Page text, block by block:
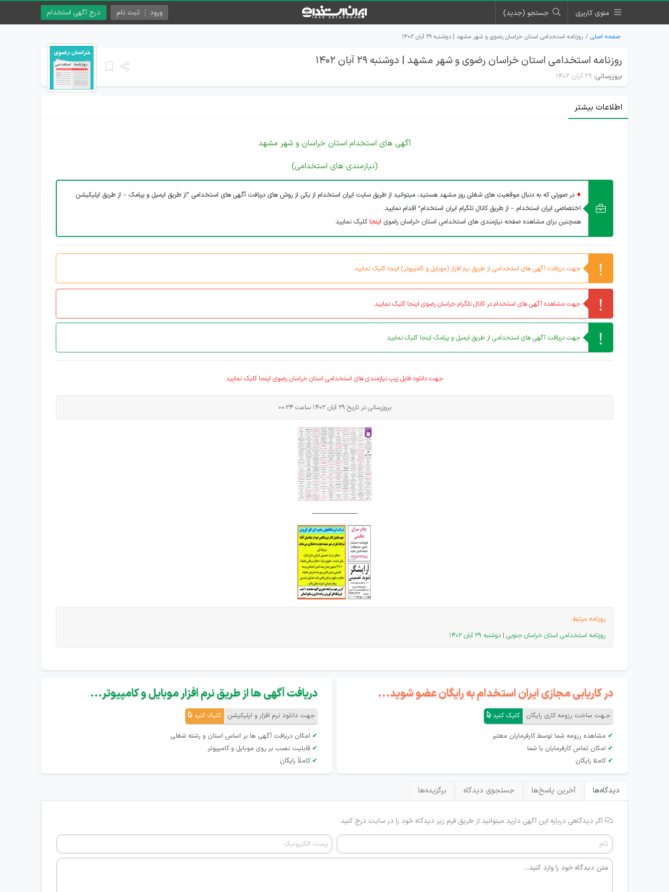
منوی کاربری جستجو (جدید) درج آگهی استخدام ورود ثبت نام
صفحه اصلی روزنامه استخدامی استان خراسان رضوی و شهر مشهد | دوشنبه ۲۹ آبان ۱۴۰۲
روزنامه استخدامی استان خراسان رضوی و شهر مشهد | دوشنبه 29 آبان 1402
بروزرسانی: ۲۹ آبان ۱۴۰۲
اطلاعات بیشتر
آگهی های استخدام استان خراسان و شهر مشهد
(نیازمندی های استخدامی)
♦ در صورتی که به دنبال موقعیت های شغلی روز مشهد هستید، میتوانید از طریق سایت ایران استخدام از یکی از روش های دریافت آگهی های استخدامی “از طریق ایمیل و پیامک – از طریق اپلیکیشن
اختصاصی ایران استخدام – از طریق کانال تلگرام ایران استخدام” اقدام نمایید.
همچنین برای مشاهده صفحه نیازمندی های استخدامی استان خراسان رضوی اینجاکلیک نمایید
جهت دریافت آگهی های استخدامی از طریق نرم افزار (موبایل و کامپیوتر) اینجا کلیک نمایید
جهت مشاهده آگهی های استخدام در کانال تلگرام خراسان رضوی اینجا کلیک نمایید
جهت دریافت آگهی های استخدامی از طریق ایمیل و پیامک اینجا کلیک نمایید
جهت دانلود فایل زیپ نیازمندی های استخدامی استان خراسان رضوی اینجا کلیک نمایید
بروزرسانی در تاریخ 29 آبان 1402 ساعت 00:24
_____________
روزنامه مرتبط:
روزنامه استخدامی استان خراسان جنوبی | دوشنبه 29 آبان 1402
در کاریابی مجازی ایران استخدام به رایگان عضو شوید...
جـهت ساخت رزومه کاری رایگان کلیک کنید
✔ مشاهده رزومه شما توسط کارفرمایان معتبر
✔ امکان تماس کارفرمایان با شما
✔ کاملا رایگان
دریافت آگهی ها از طریق نرم افزار موبایل و کامپیوتر...
جهت دانلود نرم افزار و اپلیکیشن کلیک کنید
✔ امکان دریافت آگهی ها بر اساس استان و رشته شغلی
✔ قابلیت نصب بر روی موبایل و کامپیوتر
✔ کاملاً رایگان
دیدگاه‌ها آخرین پاسخ‌ها جستجوی دیدگاه برگزیده‌ها
اگر دیدگاهی درباره این آگهی دارید میتوانید از طریق فرم زیر دیدگاه خود را در سایت درج کنید.